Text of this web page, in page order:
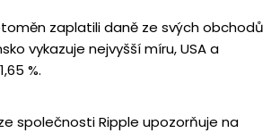
zaplatili daně ze svých obchodů
vykazuje nejvyšší míru, USA a
%.
společnosti Ripple upozorňuje na